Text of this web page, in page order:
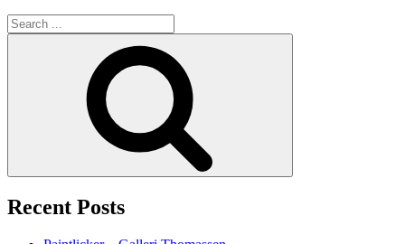
Search
for:
Recent Posts